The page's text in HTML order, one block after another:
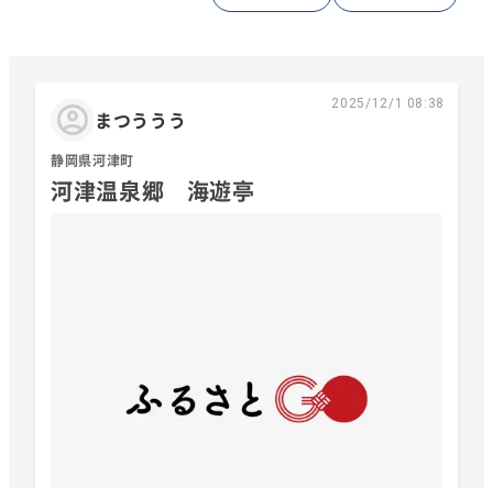
2025/12/1 08:38
まつううう
静岡県河津町
河津温泉郷 海遊亭